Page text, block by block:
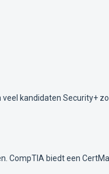
kandidaten Security+
CompTIA biedt een